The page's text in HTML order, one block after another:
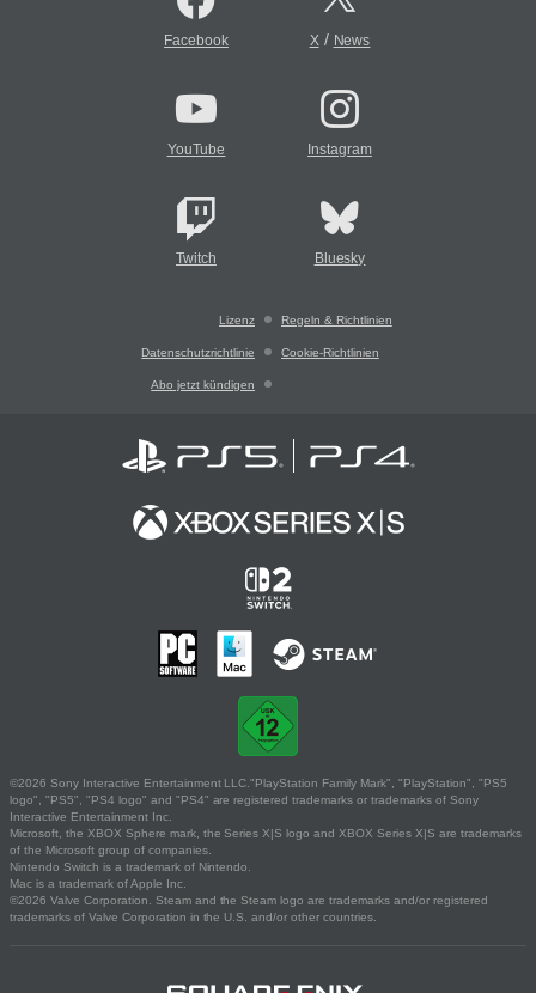
Facebook X/ News
YouTube Instagram
Twitch Bluesky
Lizenz Regeln & Richtlinien
Datenschutzrichtlinie Cookie-Richtlinien
Abo jetzt kündigen
©2026 Sony Interactive Entertainment LLC."PlayStation Family Mark", "PlayStation", "PS5
logo", "PS5", "PS4 logo" and "PS4" are registered trademarks or trademarks of Sony
Interactive Entertainment Inc.
Microsoft, the XBOX Sphere mark, the Series X|S logo and XBOX Series X|S are trademarks
of the Microsoft group of companies.
Nintendo Switch is a trademark of Nintendo.
Mac is a trademark of Apple Inc.
©2026 Valve Corporation. Steam and the Steam logo are trademarks and/or registered
trademarks of Valve Corporation in the U.S. and/or other countries.